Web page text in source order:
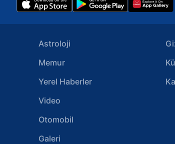
Astroloji
Memur
Yerel Haberler
Video
Otomobil
Galeri